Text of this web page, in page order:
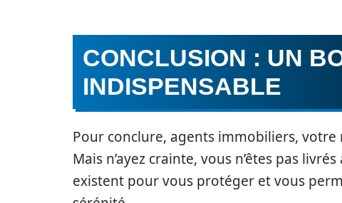
CONCLUSION : UN
INDISPENSABLE
Pour conclure, agents immobiliers,
Mais n’ayez crainte, vous n’êtes pas
existent pour vous protéger et vous